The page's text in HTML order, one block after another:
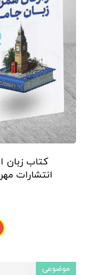
کتاب زبان
انتشارات
موضوعی